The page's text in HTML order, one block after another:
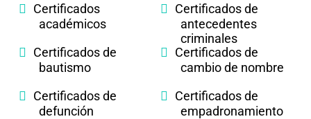
Certificados
académicos
Certificados de
antecedentes
criminales
Certificados de
bautismo
Certificados de
cambio de nombre
Certificados de
defunción
Certificados de
empadronamiento